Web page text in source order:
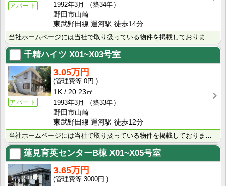
アパート
1992年3月
（築34年）
野田市山崎
東武野田線 運河駅 徒歩14分
千精ハイツ X01~X03号室
アパート
3.05万円
0円
1K
20.23㎡
1993年3月
（築33年）
野田市山崎
東武野田線 運河駅 徒歩12分
当社ホームページには当社で取り扱っている物件を掲載しております。 現在の募集状況に関しては、スタッフ･･･
蓮見育英センターB棟X01~X05号室
3.65万円
3000円